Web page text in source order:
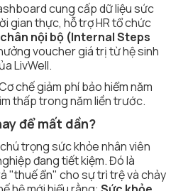
cung cấp dữ liệu sức
gian thực, hỗ trợ HR tổ chức
nội bộ (Internal Steps
voucher giá trị từ hệ sinh
LivWell.
chế giảm phí bảo hiểm năm
thấp trong năm liền trước.
để mất dần?
trọng sức khỏe nhân viên
đang tiết kiệm. Đó là
"thuế ẩn" cho sự trì trệ và chảy